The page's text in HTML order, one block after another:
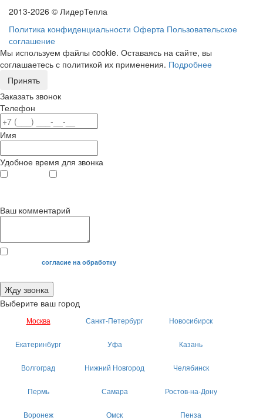
2013-2026 © ЛидерТепла
Политика конфиденциальности Оферта Пользовательское
соглашение
Мы используем файлы cookie. Оставаясь на сайте, вы
соглашаетесь с политикой их применения. Подробнее
Принять
Заказать звонок
Телефон
Имя
Удобное время для звонка
Ваш комментарий
Я даю своесогласие на обработку
Жду звонка
Выберите ваш город
Москва Санкт-Петербург Новосибирск
Екатеринбург Уфа Казань
Волгоград Нижний Новгород Челябинск
Пермь Самара Ростов-на-Дону
Воронеж Омск Пенза